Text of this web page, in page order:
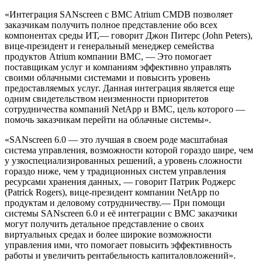
«Интеграция SANscreen с BMC Atrium CMDB позволяет
заказчикам получить полное представление обо всех
компонентах среды ИТ,— говорит Джон Питерс (John Peters),
вице-президент и генеральный менеджер семейства
продуктов Atrium компании BMC, — Это помогает
поставщикам услуг и компаниям эффективно управлять
своими облачными системами и повысить уровень
предоставляемых услуг. Данная интеграция является еще
одним свидетельством неизменности приоритетов
сотрудничества компаний NetApp и BMC, цель которого —
помочь заказчикам перейти на облачные системы».
«SANscreen 6.0 — это лучшая в своем роде масштабная
система управления, возможности которой гораздо шире, чем
у узкоспециализированных решений, а уровень сложности
гораздо ниже, чем у традиционных систем управления
ресурсами хранения данных, — говорит Патрик Роджерс
(Patrick Rogers), вице-президент компании NetApp по
продуктам и деловому сотрудничеству.— При помощи
системы SANscreen 6.0 и её интеграции с BMC заказчики
могут получить детальное представление о своих
виртуальных средах и более широкие возможности
управления ими, что помогает повысить эффективность
работы и увеличить рентабельность капиталовложений».